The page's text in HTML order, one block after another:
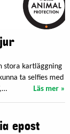
stora kartläggning
ta selfies med
Läs mer »
epost